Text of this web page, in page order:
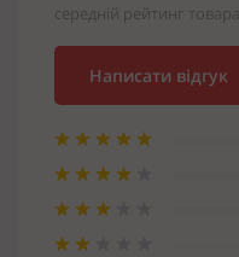
середній рейтинг товара
Написати відгук